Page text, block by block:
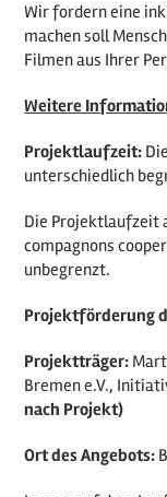
Wir fordern eine
machen soll
Filmen aus Ihrer
Weitere
Projektlaufzeit:
unterschiedlich
Die Projektlaufzeit
compagnons
unbegrenzt.
Projektförderung
Projektträger:
Bremen e.V.,
nach Projekt)
Ort des Angebots: